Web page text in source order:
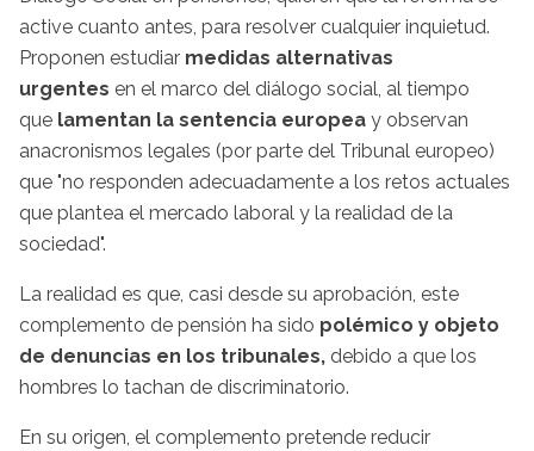
active cuanto antes, para resolver cualquier inquietud.
Proponen estudiar medidas alternativas
urgentes en el marco del diálogo social, al tiempo
que lamentan la sentencia europea y observan
anacronismos legales (por parte del Tribunal europeo)
que "no responden adecuadamente a los retos actuales
que plantea el mercado laboral y la realidad de la
sociedad".
La realidad es que, casi desde su aprobación, este
complemento de pensión ha sido polémico y objeto
de denuncias en los tribunales, debido a que los
hombres lo tachan de discriminatorio.
En su origen, el complemento pretende reducir